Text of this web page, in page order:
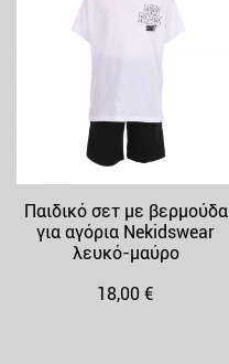
Παιδικό σετ με βερμούδα
για αγόρια Nekidswear
λευκό-μαύρο
18,00 €